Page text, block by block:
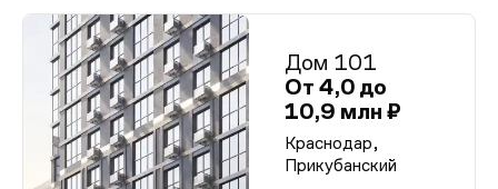
Дом 101
От 4,0 до
10,9 млн ₽
Краснодар,
Прикубанский